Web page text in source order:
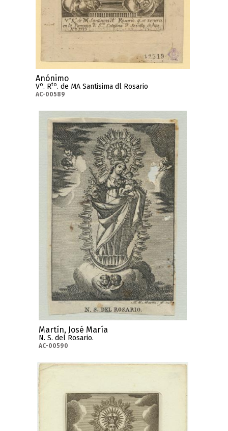
Anónimo
Vo. Rto. de MA Santisima dl Rosario
AC-00589
Martín, José María
N. S. del Rosario.
AC-00590